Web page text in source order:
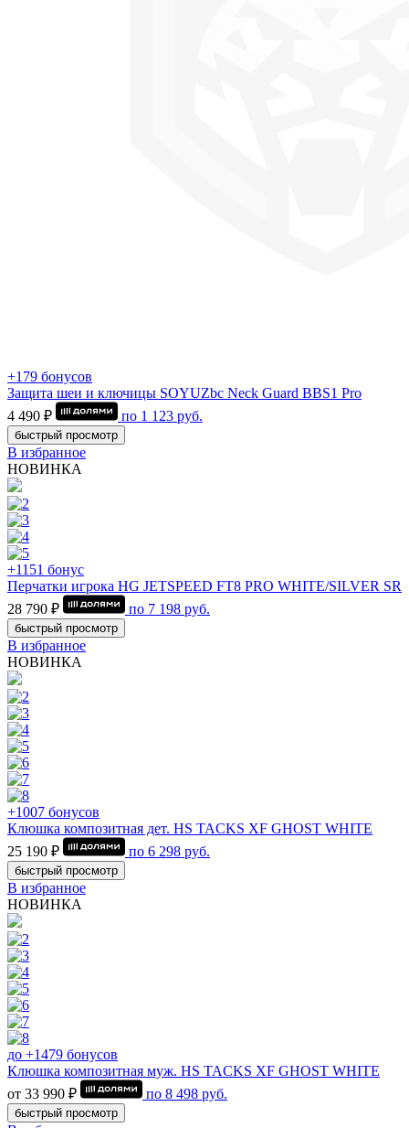
+179 бонусов
Защита шеи и ключицы SOYUZbc Neck Guard BBS1 Pro
4 490 ₽
по 1 123 руб.
быстрый просмотр
В избранное
НОВИНКА
+1151 бонус
Перчатки игрока HG JETSPEED FT8 PRO WHITE/SILVER SR
28 790 ₽
по 7 198 руб.
быстрый просмотр
В избранное
НОВИНКА
+1007 бонусов
Клюшка композитная дет. HS TACKS XF GHOST WHITE
25 190 ₽
по 6 298 руб.
быстрый просмотр
В избранное
НОВИНКА
до +1479 бонусов
Клюшка композитная муж. HS TACKS XF GHOST WHITE
от 33 990 ₽
по 8 498 руб.
быстрый просмотр